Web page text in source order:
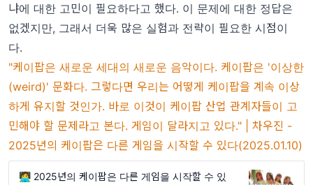
냐에 대한 고민이 필요하다고 했다. 이 문제에 대한 정답은
없겠지만, 그래서 더욱 많은 실험과 전략이 필요한 시점이
다.
"케이팝은 새로운 세대의 새로운 음악이다. 케이팝은 '이상한
(weird)' 문화다. 그렇다면 우리는 어떻게 케이팝을 계속 이상
하게 유지할 것인가. 바로 이것이 케이팝 산업 관계자들이 고
민해야 할 문제라고 본다. 게임이 달라지고 있다." | 차우진 -
2025년의 케이팝은 다른 게임을 시작할 수 있다(2025.01.10)
🧑‍💻 2025년의 케이팝은 다른 게임을 시작할 수 있